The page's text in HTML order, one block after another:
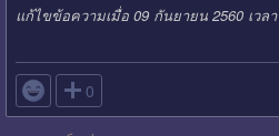
แก้ไขข้อความเมื่อ 09 กันยายน 2560 เวล
 0